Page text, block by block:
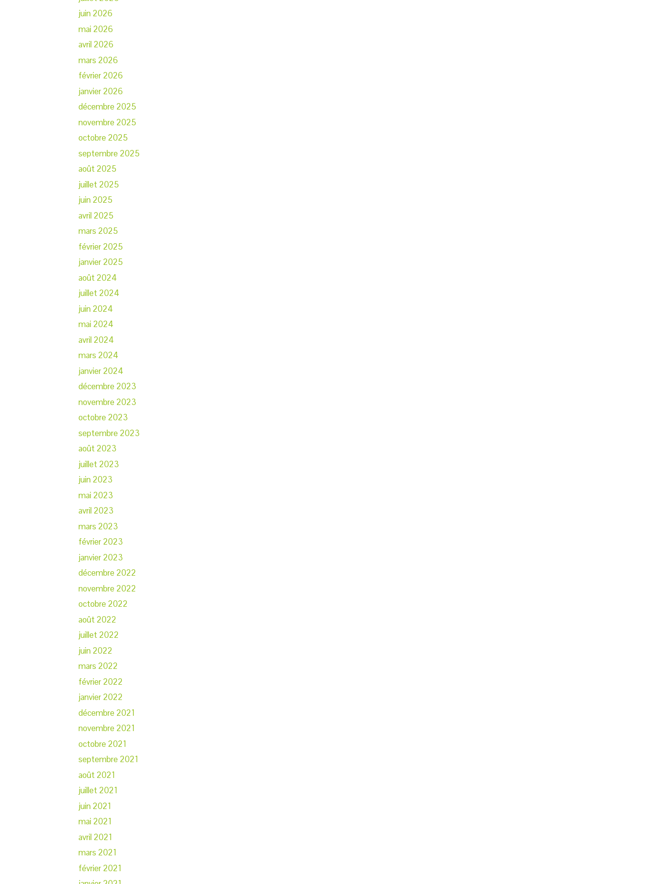
juin 2026
mai 2026
avril 2026
mars 2026
février 2026
janvier 2026
décembre 2025
novembre 2025
octobre 2025
septembre 2025
août 2025
juillet 2025
juin 2025
avril 2025
mars 2025
février 2025
janvier 2025
août 2024
juillet 2024
juin 2024
mai 2024
avril 2024
mars 2024
janvier 2024
décembre 2023
novembre 2023
octobre 2023
septembre 2023
août 2023
juillet 2023
juin 2023
mai 2023
avril 2023
mars 2023
février 2023
janvier 2023
décembre 2022
novembre 2022
octobre 2022
août 2022
juillet 2022
juin 2022
mars 2022
février 2022
janvier 2022
décembre 2021
novembre 2021
octobre 2021
septembre 2021
août 2021
juillet 2021
juin 2021
mai 2021
avril 2021
mars 2021
février 2021